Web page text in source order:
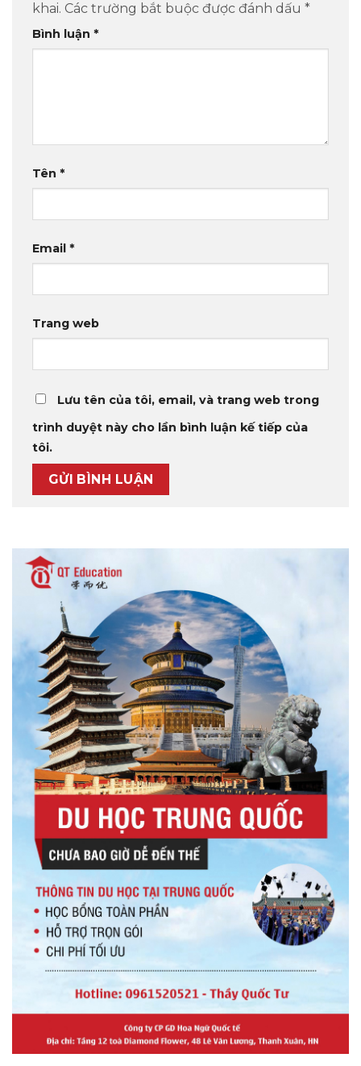
khai. Các trường bắt buộc được đánh dấu *
Bình luận *
Tên *
Email *
Trang web
Lưu tên của tôi, email, và trang web trong
trình duyệt này cho lần bình luận kế tiếp của
tôi.